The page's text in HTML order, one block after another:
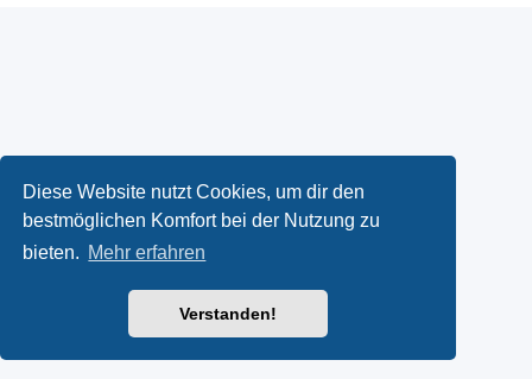
Diese Website nutzt Cookies, um dir den
bestmöglichen Komfort bei der Nutzung zu
bieten. Mehr erfahren
Verstanden!